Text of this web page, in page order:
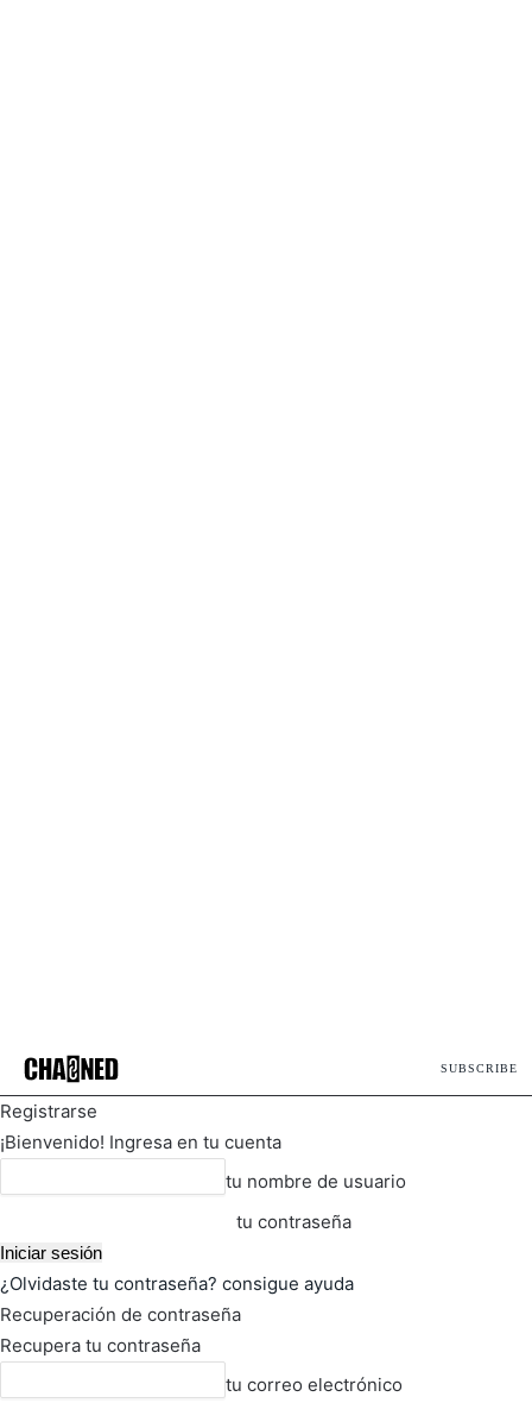
SUBSCRIBE
Registrarse
¡Bienvenido! Ingresa en tu cuenta
tu nombre de usuario
tu contraseña
¿Olvidaste tu contraseña? consigue ayuda
Recuperación de contraseña
Recupera tu contraseña
tu correo electrónico